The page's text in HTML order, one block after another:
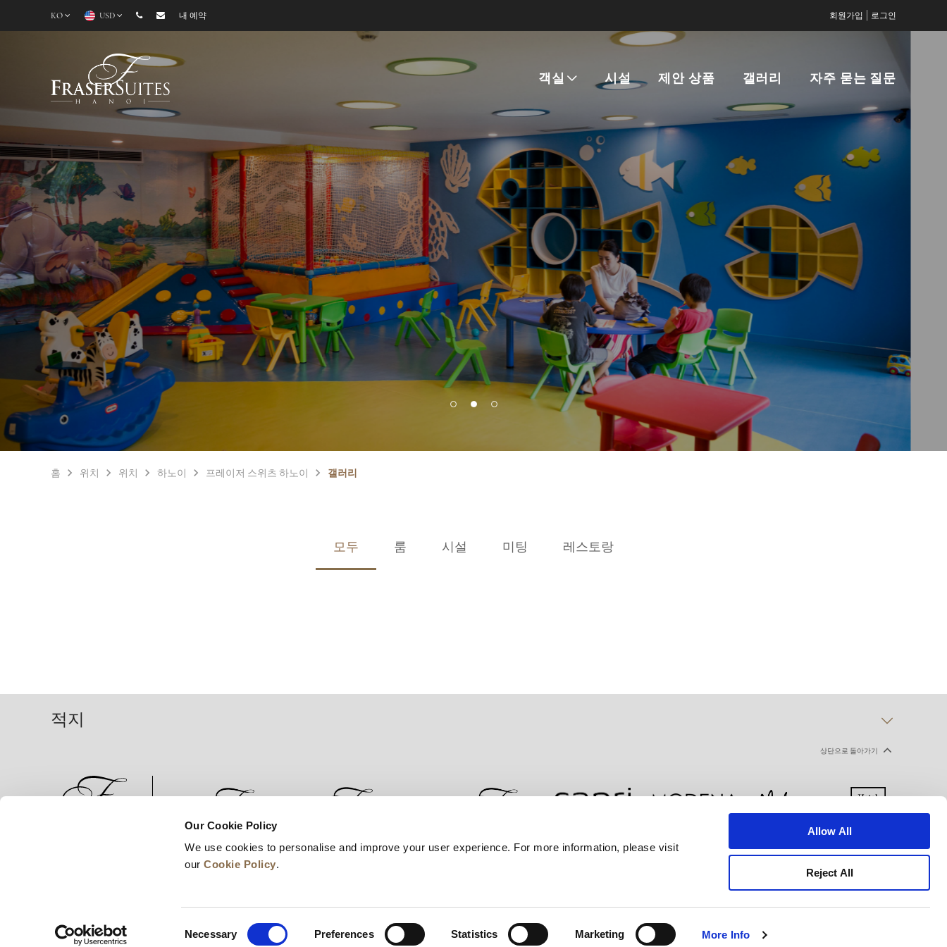
Our Cookie Policy
We use cookies to personalise and improve your user experience. For more information, please visit
ourCookie Policy.
Necessary Preferences Statistics Marketing More Info
Allow All
Reject All
KO USD 내 예약 회원가입 로그인
객실 시설 제안 상품 갤러리 자주 묻는 질문
홈 위치 위치 하노이 프레이저 스위츠 하노이 갤러리
모두 룸 시설 미팅 레스토랑
적지
상단으로 돌아가기
비즈니스 개발
© 2026 Frasers Hospitality Pte Ltd. 프레이저 호텔 그룹 회원.